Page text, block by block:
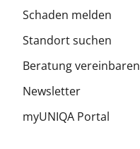
Schaden melden
Standort suchen
Beratung vereinbaren
Newsletter
myUNIQA Portal